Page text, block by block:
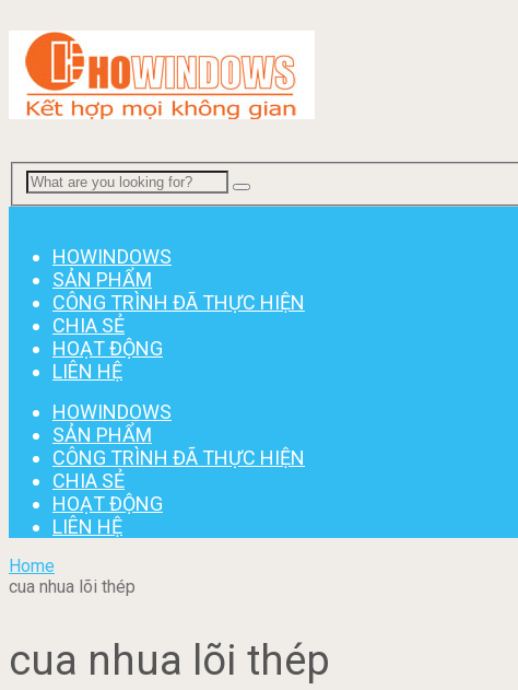
HOWINDOWS
SẢN PHẨM
CÔNG TRÌNH ĐÃ THỰC HIỆN
CHIA SẺ
HOẠT ĐỘNG
LIÊN HỆ
HOWINDOWS
SẢN PHẨM
CÔNG TRÌNH ĐÃ THỰC HIỆN
CHIA SẺ
HOẠT ĐỘNG
LIÊN HỆ
Home
cua nhua lõi thép
cua nhua lõi thép